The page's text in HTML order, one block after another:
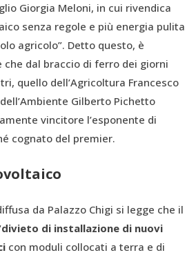
Giorgia Meloni, in cui rivendica
senza regole e più energia pulita
agricolo”. Detto questo, è
che dal braccio di ferro dei giorni
quello dell’Agricoltura Francesco
Gilberto Pichetto
vincitore l’esponente di
cognato del premier.
da Palazzo Chigi si legge che il
divieto di installazione di nuovi
con moduli collocati a terra e di